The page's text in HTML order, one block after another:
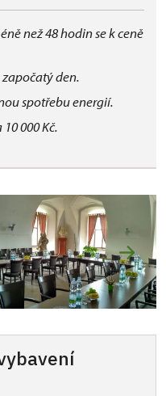
než 48 hodin se k ceně
den.
spotřebu energií.
000 Kč.